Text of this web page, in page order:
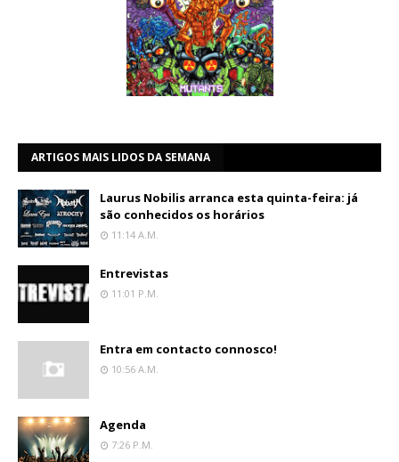
ARTIGOS MAIS LIDOS DA SEMANA
Laurus Nobilis arranca esta quinta-feira: já
são conhecidos os horários
11:14 A.m.
Entrevistas
11:01 P.m.
Entra em contacto connosco!
10:56 A.m.
Agenda
7:26 P.m.